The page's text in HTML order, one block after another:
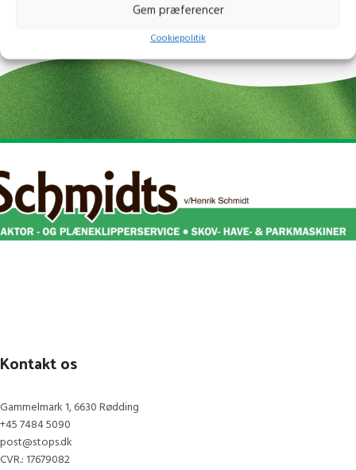
Gem præferencer
Cookiepolitik
lettere arbejde og bedre balance
redskabet en totallængde på 2,75 m -
hækkeklipper og 2,55 m - kædesav
Ergonomisk og strømlinet udformning
med soft grip-håndtag
45 cm kniv med et grengab på 18 mm
skærer gennem mellemtykke grene
Uden batteri og oplader
Kontakt os
Gammelmark 1, 6630 Rødding
+45 7484 5090
post@stops.dk
CVR.: 17679082